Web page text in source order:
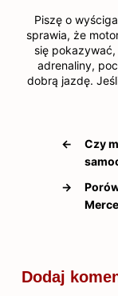
Piszę o
sprawia, że
się
adrenaliny,
dobrą jazdę.
←
Czy
→
Dodaj